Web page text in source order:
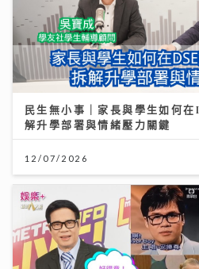
民生無小事｜家長與學生如何
解升學部署與情緒壓力關鍵
12/07/2026